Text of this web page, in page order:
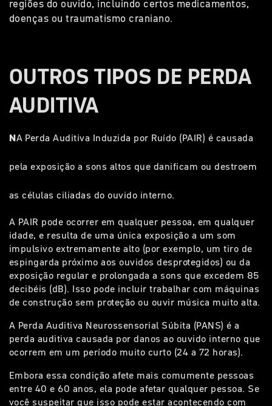
regiões do ouvido, incluindo certos medicamentos,
doenças ou traumatismo craniano.
OUTROS TIPOS DE PERDA
AUDITIVA
NA Perda Auditiva Induzida por Ruído (PAIR) é causada
pela exposição a sons altos que danificam ou destroem
as células ciliadas do ouvido interno.
A PAIR pode ocorrer em qualquer pessoa, em qualquer
idade, e resulta de uma única exposição a um som
impulsivo extremamente alto (por exemplo, um tiro de
espingarda próximo aos ouvidos desprotegidos) ou da
exposição regular e prolongada a sons que excedem 85
decibéis (dB). Isso pode incluir trabalhar com máquinas
de construção sem proteção ou ouvir música muito alta.
A Perda Auditiva Neurossensorial Súbita (PANS) é a
perda auditiva causada por danos ao ouvido interno que
ocorrem em um período muito curto (24 a 72 horas).
Embora essa condição afete mais comumente pessoas
entre 40 e 60 anos, ela pode afetar qualquer pessoa. Se
você suspeitar que isso pode estar acontecendo com